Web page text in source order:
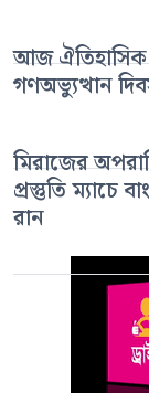
আজ
গণঅভ্যুত্থান
মিরাজের
প্রস্তুতি ম্যাচে
রান